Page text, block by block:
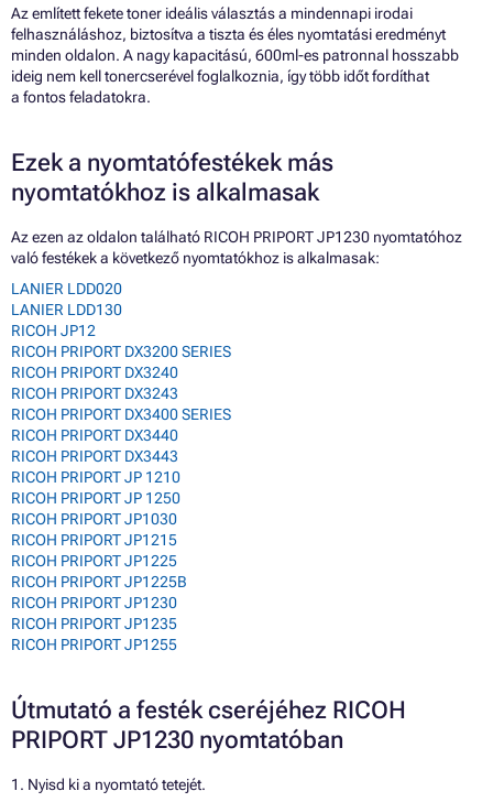
Az említett fekete toner ideális választás a mindennapi irodai
felhasználáshoz, biztosítva a tiszta és éles nyomtatási eredményt
minden oldalon. A nagy kapacitású, 600ml-es patronnal hosszabb
ideig nem kell tonercserével foglalkoznia, így több időt fordíthat
a fontos feladatokra.
Ezek a nyomtatófestékek más
nyomtatókhoz is alkalmasak
Az ezen az oldalon található RICOH PRIPORT JP1230 nyomtatóhoz
való festékek a következő nyomtatókhoz is alkalmasak:
LANIER LDD020
LANIER LDD130
RICOH JP12
RICOH PRIPORT DX3200 SERIES
RICOH PRIPORT DX3240
RICOH PRIPORT DX3243
RICOH PRIPORT DX3400 SERIES
RICOH PRIPORT DX3440
RICOH PRIPORT DX3443
RICOH PRIPORT JP 1210
RICOH PRIPORT JP 1250
RICOH PRIPORT JP1030
RICOH PRIPORT JP1215
RICOH PRIPORT JP1225
RICOH PRIPORT JP1225B
RICOH PRIPORT JP1230
RICOH PRIPORT JP1235
RICOH PRIPORT JP1255
Útmutató a festék cseréjéhez RICOH
PRIPORT JP1230 nyomtatóban
1. Nyisd ki a nyomtató tetejét.